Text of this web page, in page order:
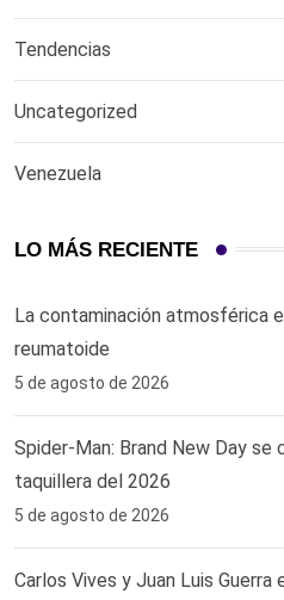
Tendencias
Uncategorized
Venezuela
LO MÁS RECIENTE
La contaminación atmosférica
reumatoide
5 de agosto de 2026
Spider-Man: Brand New Day se
taquillera del 2026
5 de agosto de 2026
Carlos Vives y Juan Luis